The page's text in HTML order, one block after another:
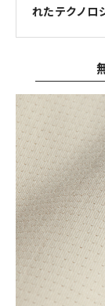
れたテクノロ